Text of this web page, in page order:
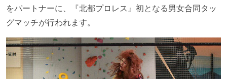
をパートナーに、『北都プロレス』初となる男女合同タッ
グマッチが行われます。